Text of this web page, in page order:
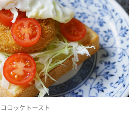
ロッケトースト